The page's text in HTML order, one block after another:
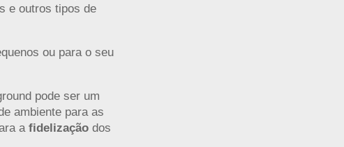
e outros tipos de
ou para o seu
pode ser um
ambiente para as
a fidelização dos